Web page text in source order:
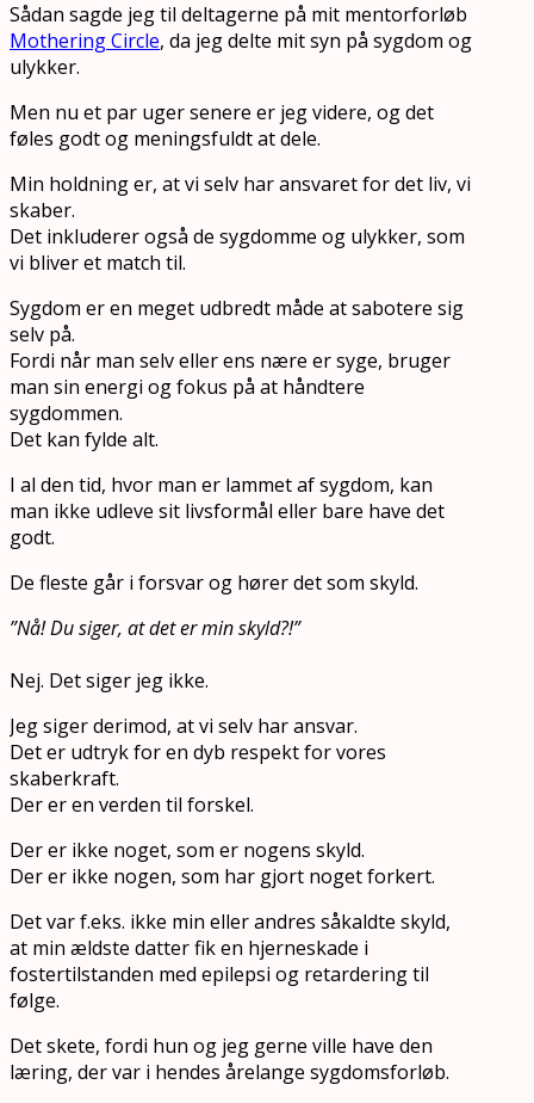
Sådan sagde jeg til deltagerne på mit mentorforløb
Mothering Circle, da jeg delte mit syn på sygdom og
ulykker.
Men nu et par uger senere er jeg videre, og det
føles godt og meningsfuldt at dele.
Min holdning er, at vi selv har ansvaret for det liv, vi
skaber.
Det inkluderer også de sygdomme og ulykker, som
vi bliver et match til.
Sygdom er en meget udbredt måde at sabotere sig
selv på.
Fordi når man selv eller ens nære er syge, bruger
man sin energi og fokus på at håndtere
sygdommen.
Det kan fylde alt.
I al den tid, hvor man er lammet af sygdom, kan
man ikke udleve sit livsformål eller bare have det
godt.
De fleste går i forsvar og hører det som skyld.
”Nå! Du siger, at det er min skyld?!”
Nej. Det siger jeg ikke.
Jeg siger derimod, at vi selv har ansvar.
Det er udtryk for en dyb respekt for vores
skaberkraft.
Der er en verden til forskel.
Der er ikke noget, som er nogens skyld.
Der er ikke nogen, som har gjort noget forkert.
Det var f.eks. ikke min eller andres såkaldte skyld,
at min ældste datter fik en hjerneskade i
fostertilstanden med epilepsi og retardering til
følge.
Det skete, fordi hun og jeg gerne ville have den
læring, der var i hendes årelange sygdomsforløb.